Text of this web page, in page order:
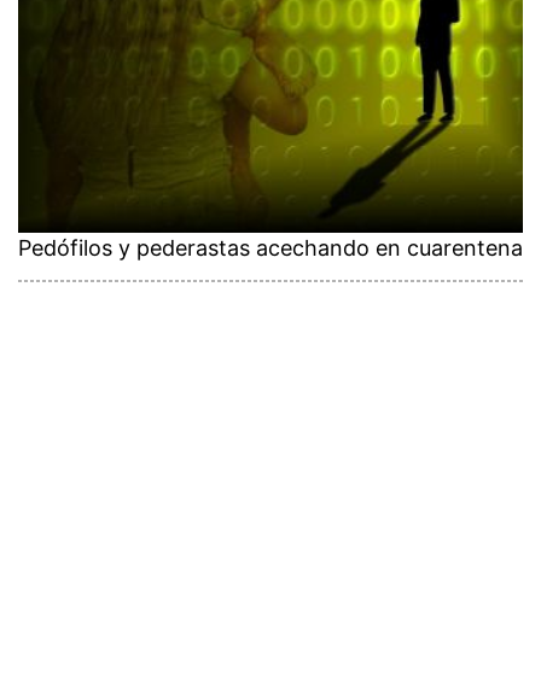
Pedófilos y pederastas acechando en cuarentena